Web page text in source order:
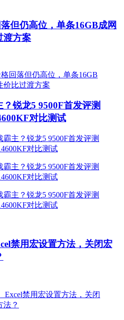
但仍高位，单条16GB成网
渡方案
锐龙5 9500F首发评测
对比测试
禁用宏设置方法，关闭宏